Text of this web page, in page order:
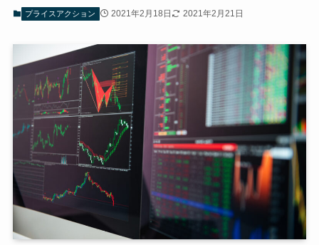
プライスアクション 2021年2月18日 2021年2月21日